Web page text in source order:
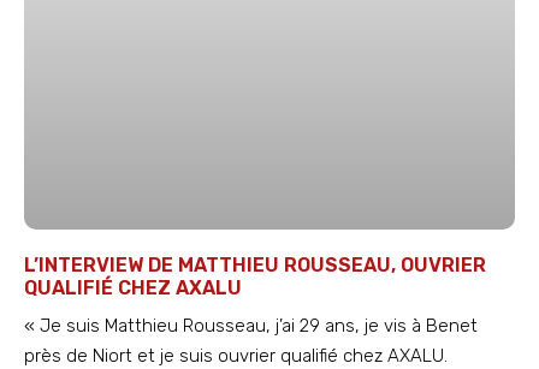
L’INTERVIEW DE MATTHIEU ROUSSEAU, OUVRIER
QUALIFIÉ CHEZ AXALU
« Je suis Matthieu Rousseau, j’ai 29 ans, je vis à Benet
près de Niort et je suis ouvrier qualifié chez AXALU.